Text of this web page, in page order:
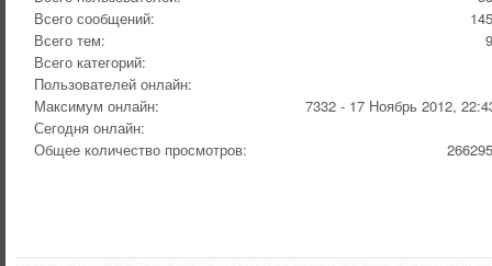
Всего сообщений:
Всего тем:
Всего категорий:
Пользователей онлайн:
Максимум онлайн:
7332 - 17 Ноябрь 2012,
Сегодня онлайн:
Общее количество просмотров: